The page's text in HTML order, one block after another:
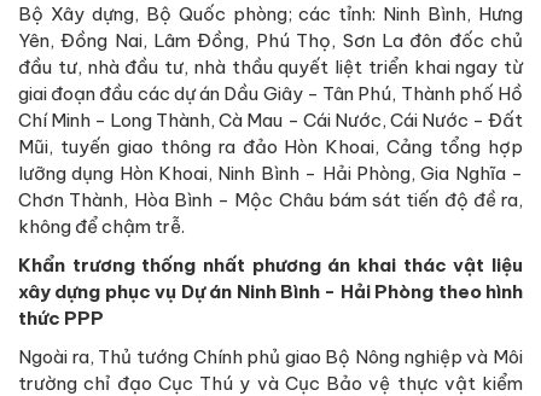
Bộ Xây dựng, Bộ Quốc phòng; các tỉnh: Ninh Bình, Hưng
Yên, Đồng Nai, Lâm Đồng, Phú Thọ, Sơn La đôn đốc chủ
đầu tư, nhà đầu tư, nhà thầu quyết liệt triển khai ngay từ
giai đoạn đầu các dự án Dầu Giây - Tân Phú, Thành phố Hồ
Chí Minh - Long Thành, Cà Mau - Cái Nước, Cái Nước - Đất
Mũi, tuyến giao thông ra đảo Hòn Khoai, Cảng tổng hợp
lưỡng dụng Hòn Khoai, Ninh Bình - Hải Phòng, Gia Nghĩa -
Chơn Thành, Hòa Bình - Mộc Châu bám sát tiến độ đề ra,
không để chậm trễ.
Khẩn trương thống nhất phương án khai thác vật liệu
xây dựng phục vụ Dự án Ninh Bình - Hải Phòng theo hình
thức PPP
Ngoài ra, Thủ tướng Chính phủ giao Bộ Nông nghiệp và Môi
trường chỉ đạo Cục Thú y và Cục Bảo vệ thực vật kiểm